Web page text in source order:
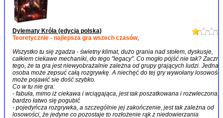
Dylematy Króla (edycja polska)
Teoretycznie - najlepsza gra wszech czasów,
Wszystko tu się zgadza - świetny klimat, dużo grania nad stołem, dyskusje,
całkiem ciekawe mechaniki, do tego "legacy". Co mogło pójść nie tak?
tego, że ta gra jest niewyobrażalnie zależna od grupy grających ludzi. Jedna
osoba może zepsuć całą rozgrywkę. A niechęć do tej gry wywołany
może pojawić sie dość szybko.
Co w tu nie gra:
- fabuła, mimo iż ciekawa i wciągająca, jest tak poszatkowana i rozwleczona,
bardzo łatwo się pogubić
- pojedyńcza rozgrywka, a szczególnie jej zakończenie, jest tak zależna od
losowości, że jedyne co pozostaje to rozłożenie rąk z niedowierzania